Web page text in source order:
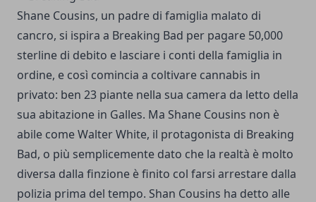
Shane Cousins, un padre di famiglia malato di
cancro, si ispira a Breaking Bad per pagare 50,000
sterline di debito e lasciare i conti della famiglia in
ordine, e così comincia a coltivare cannabis in
privato: ben 23 piante nella sua camera da letto della
sua abitazione in Galles. Ma Shane Cousins non è
abile come Walter White, il protagonista di Breaking
Bad, o più semplicemente dato che la realtà è molto
diversa dalla finzione è finito col farsi arrestare dalla
polizia prima del tempo. Shan Cousins ha detto alle